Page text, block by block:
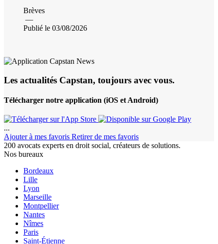
Brèves
—
Publié le 03/08/2026
Les actualités Capstan, toujours avec vous.
Télécharger notre application (iOS et Android)
...
Ajouter à mes favoris Retirer de mes favoris
200 avocats experts en droit social, créateurs de solutions.
Nos bureaux
Bordeaux
Lille
Lyon
Marseille
Montpellier
Nantes
Nîmes
Paris
Saint-Étienne